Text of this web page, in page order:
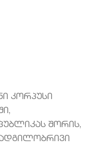
კორპუსი
შორის,